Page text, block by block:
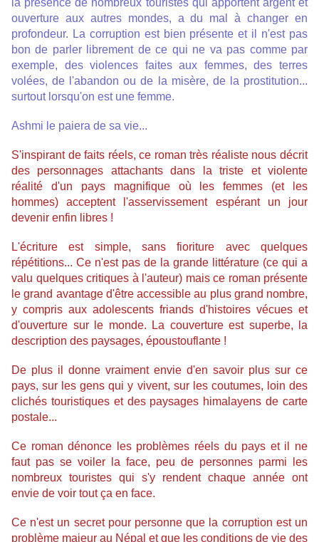
la présence de nombreux touristes qui apportent argent et
ouverture aux autres mondes, a du mal à changer en
profondeur. La corruption est bien présente et il n'est pas
bon de parler librement de ce qui ne va pas comme par
exemple, des violences faites aux femmes, des terres
volées, de l'abandon ou de la misère, de la prostitution...
surtout lorsqu'on est une femme.
Ashmi le paiera de sa vie...
S'inspirant de faits réels, ce roman très réaliste nous décrit
des personnages attachants dans la triste et violente
réalité d'un pays magnifique où lesfemmes (et les
hommes) acceptent l'asservissement espérant un jour
devenir enfin libres !
L'écriture est simple, sans fioriture avec quelques
répétitions... Ce n'est pas de la grande littérature (ce qui a
valu quelques critiques à l'auteur) mais ce roman présente
le grand avantage d'être accessible au plus grand nombre,
y compris aux adolescents friands d'histoires vécues et
d'ouverture sur le monde. La couverture est superbe, la
description des paysages, époustouflante !
De plus il donne vraiment envie d'en savoir plus sur ce
pays, sur les gens qui y vivent, sur les coutumes, loin des
clichés touristiques et des paysages himalayens de carte
postale...
Ce roman dénonce les problèmes réels du pays et il ne
faut pas se voiler la face, peu de personnes parmi les
nombreux touristes qui s'y rendent chaque année ont
envie de voir tout ça en face.
Ce n'est un secret pour personne que la corruption est un
problème majeur au Népal et que les conditions de vie des